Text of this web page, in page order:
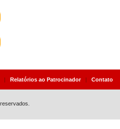
| Relatórios ao Patrocinador| Contato